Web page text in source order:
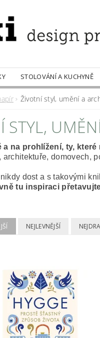
STOLOVÁNÍ A KUCHYNĚ
DOBROTY
Životní styl, umění a
STYL,
a na prohlížení, ty,
architektuře, domovech,
dost a s takovými
tu inspiraci
NEJLEVNĚJŠÍ